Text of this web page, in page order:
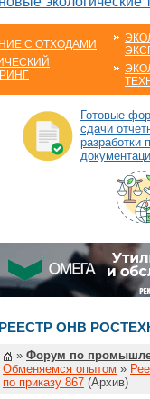
С ОТХОДАМИ
Готовые
сдачи
разработки
РЕЕСТР ОНВ
» Форум по
Обменяемся опытом »
по приказу 867 (Архив)